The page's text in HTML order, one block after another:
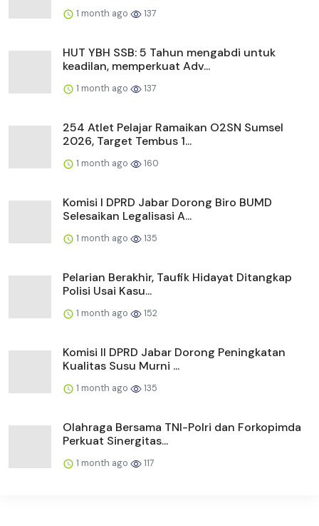
1 month ago 137
HUT YBH SSB: 5 Tahun mengabdi untuk
keadilan, memperkuat Adv...
1 month ago 137
254 Atlet Pelajar Ramaikan O2SN Sumsel
2026, Target Tembus 1...
1 month ago 160
Komisi I DPRD Jabar Dorong Biro BUMD
Selesaikan Legalisasi A...
1 month ago 135
Pelarian Berakhir, Taufik Hidayat Ditangkap
Polisi Usai Kasu...
1 month ago 152
Komisi II DPRD Jabar Dorong Peningkatan
Kualitas Susu Murni ...
1 month ago 135
Olahraga Bersama TNI-Polri dan Forkopimda
Perkuat Sinergitas...
1 month ago 117